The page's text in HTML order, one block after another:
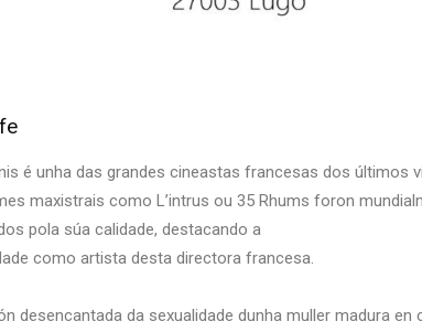
é unha das grandes cineastas francesas dos últimos
maxistrais como L’intrus ou 35 Rhums foron
pola súa calidade, destacando a
como artista desta directora francesa.
desencantada da sexualidade dunha muller madura en